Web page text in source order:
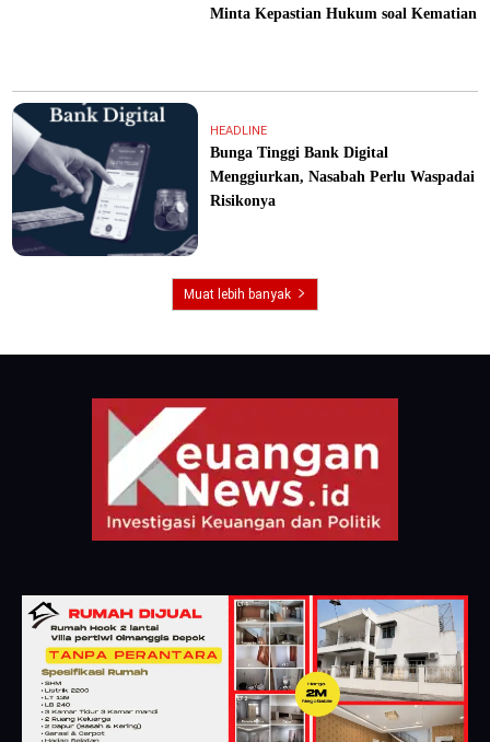
Minta Kepastian Hukum soal Kematian
HEADLINE
Bunga Tinggi Bank Digital
Menggiurkan, Nasabah Perlu Waspadai
Risikonya
Muat lebih banyak